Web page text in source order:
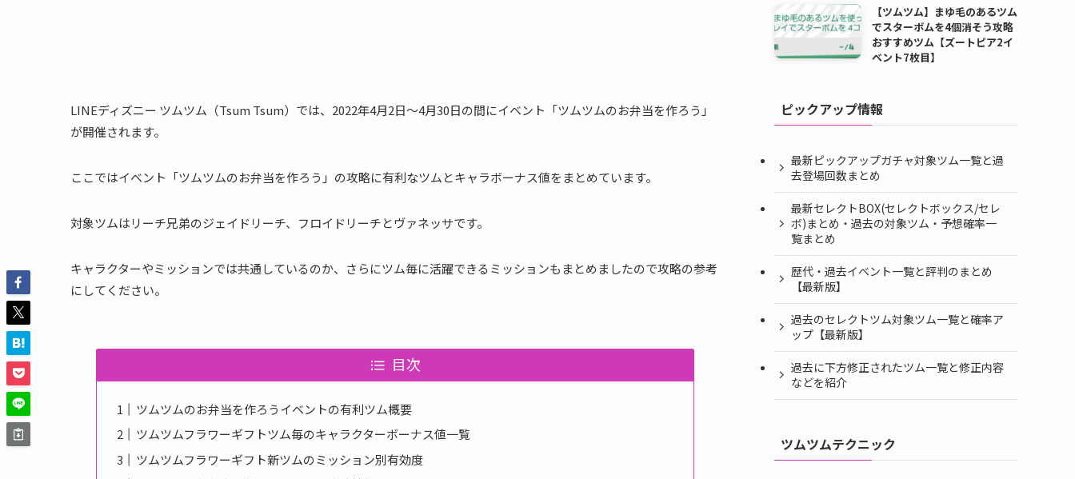
LINEディズニー ツムツム（Tsum Tsum）では、2022年4月2日～4月30日の間にイベント「ツムツムのお弁当を作ろう」
が開催されます。
ここではイベント「ツムツムのお弁当を作ろう」の攻略に有利なツムとキャラボーナス値をまとめています。
対象ツムはリーチ兄弟のジェイドリーチ、フロイドリーチとヴァネッサです。
キャラクターやミッションでは共通しているのか、さらにツム毎に活躍できるミッションもまとめましたので攻略の参考
にしてください。
目次
ツムツムのお弁当を作ろうイベントの有利ツム概要
ツムツムフラワーギフトツム毎のキャラクターボーナス値一覧
ツムツムフラワーギフト新ツムのミッション別有効度
【ツムツム】まゆ毛のあるツム
でスターボムを4個消そう攻略
おすすめツム【ズートピア2イ
ベント7枚目】
ピックアップ情報
最新ピックアップガチャ対象ツム一覧と過
去登場回数まとめ
最新セレクトBOX(セレクトボックス/セレ
ボ)まとめ・過去の対象ツム・予想確率一
覧まとめ
歴代・過去イベント一覧と評判のまとめ
【最新版】
過去のセレクトツム対象ツム一覧と確率ア
ップ【最新版】
過去に下方修正されたツム一覧と修正内容
などを紹介
ツムツムテクニック